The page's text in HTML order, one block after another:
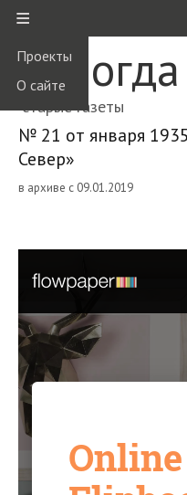
≡
Проекты
О сайте
Вологда
старые газеты
№ 21 от января
Север»
в архиве с 09.01.2019